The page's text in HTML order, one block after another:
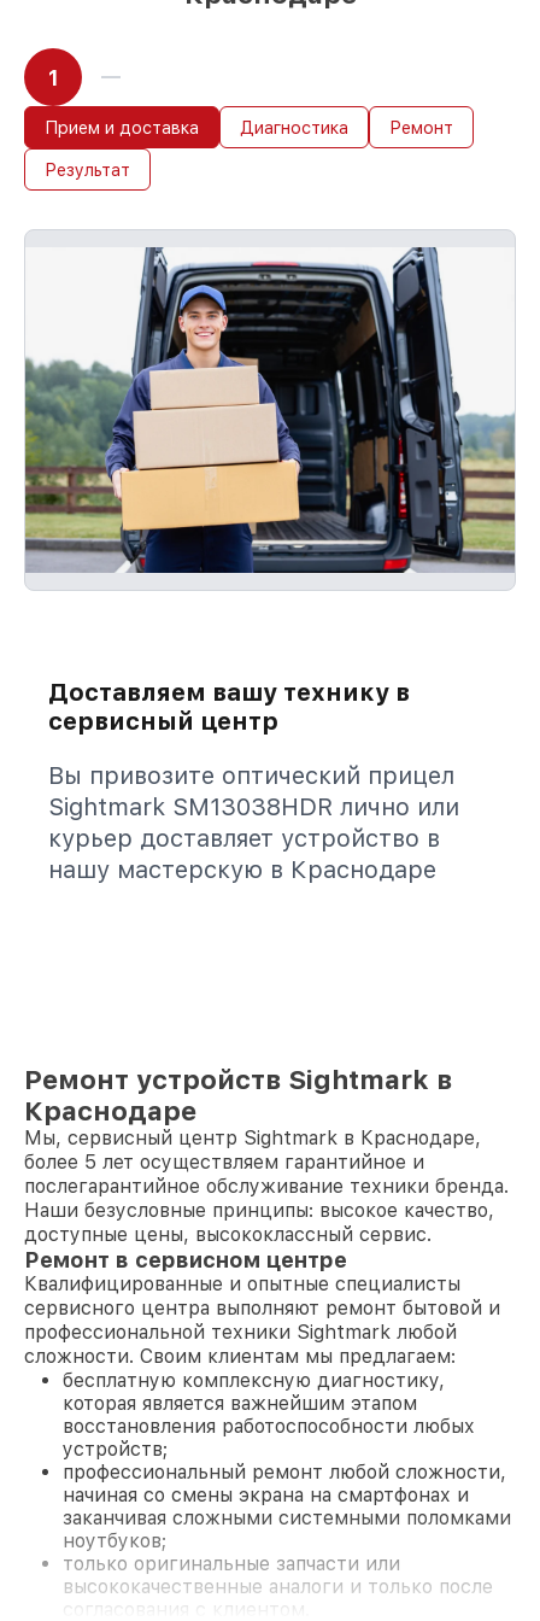
1
Прием и доставка Диагностика Ремонт
Результат
Доставляем вашу технику в
сервисный центр
Вы привозите оптический прицел
Sightmark SM13038HDR лично или
курьер доставляет устройство в
нашу мастерскую в Краснодаре
Ремонт устройств Sightmark в
Краснодаре
Мы, сервисный центр Sightmark в Краснодаре,
более 5 лет осуществляем гарантийное и
послегарантийное обслуживание техники бренда.
Наши безусловные принципы: высокое качество,
доступные цены, высококлассный сервис.
Ремонт в сервисном центре
Квалифицированные и опытные специалисты
сервисного центра выполняют ремонт бытовой и
профессиональной техники Sightmark любой
сложности. Своим клиентам мы предлагаем:
бесплатную комплексную диагностику,
которая является важнейшим этапом
восстановления работоспособности любых
устройств;
профессиональный ремонт любой сложности,
начиная со смены экрана на смартфонах и
заканчивая сложными системными поломками
ноутбуков;
только оригинальные запчасти или
высококачественные аналоги и только после
согласования с клиентом.